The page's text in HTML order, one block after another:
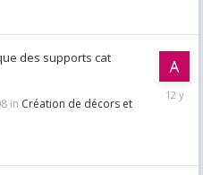
des supports cat
in Création de décors et